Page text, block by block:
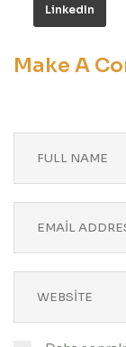
LinkedIn
Make A